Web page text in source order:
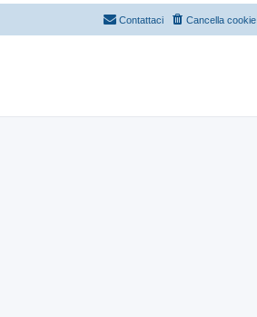
Cancella cookie
Contattaci